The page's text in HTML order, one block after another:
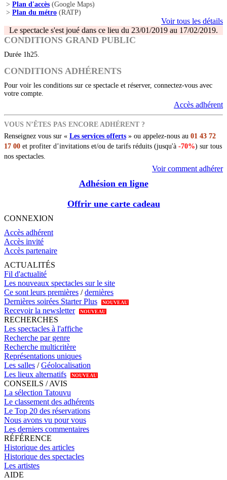
> Plan d'accès (Google Maps)
> Plan du métro (RATP)
Voir tous les détails
Le spectacle s'est joué dans ce lieu du 23/01/2019 au 17/02/2019.
CONDITIONS GRAND PUBLIC
Durée 1h25.
CONDITIONS ADHÉRENTS
Pour voir les conditions sur ce spectacle et réserver, connectez-vous avec
votre compte.
Accès adhérent
VOUS N’ÊTES PAS ENCORE ADHÉRENT ?
Renseignez vous sur « Les services offerts » ou appelez-nous au 01 43 72
17 00 et profiter d’invitations et/ou de tarifs réduits (jusqu'à -70%) sur tous
nos spectacles.
Voir comment adhérer
Adhésion en ligne
Offrir une carte cadeau
CONNEXION
Accès adhérent
Accès invité
Accès partenaire
ACTUALITÉS
Fil d'actualité
Les nouveaux spectacles sur le site
Ce sont leurs premières /dernières
Dernières soirées Starter Plus
NOUVEAU
Recevoir la newsletter NOUVEAU
RECHERCHES
Les spectacles à l'affiche
Recherche par genre
Recherche multicritère
Représentations uniques
Les salles /Géolocalisation
Les lieux alternatifs
NOUVEAU
CONSEILS / AVIS
La sélection Tatouvu
Le classement des adhérents
Le Top 20 des réservations
Nous avons vu pour vous
Les derniers commentaires
RÉFÉRENCE
Historique des articles
Historique des spectacles
Les artistes
AIDE